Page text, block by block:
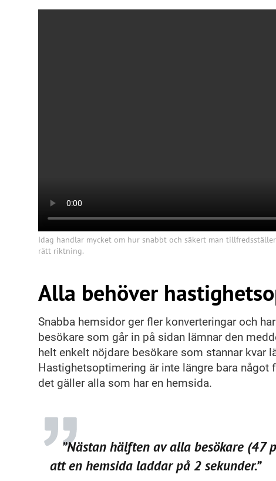
Idag handlar mycket om hur snabbt och säkert man
rätt riktning.
Alla behöver
Snabba hemsidor ger fler konverteringar och
besökare som går in på sidan lämnar den
helt enkelt nöjdare besökare som stannar kvar
Hastighetsoptimering är inte längre bara
det gäller alla som har en hemsida.
”Nästan hälften av alla besökare (47 procent) förväntar sig
att en hemsida laddar på 2 sekunder.”